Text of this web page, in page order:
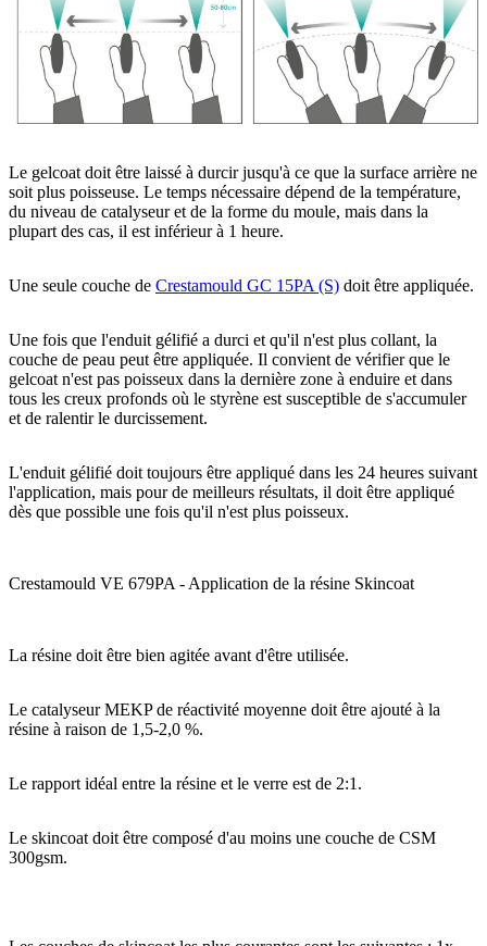
Le gelcoat doit être laissé à durcir jusqu'à ce que la surface arrière ne
soit plus poisseuse. Le temps nécessaire dépend de la température,
du niveau de catalyseur et de la forme du moule, mais dans la
plupart des cas, il est inférieur à 1 heure.
Une seule couche de Crestamould GC 15PA (S) doit être appliquée.
Une fois que l'enduit gélifié a durci et qu'il n'est plus collant, la
couche de peau peut être appliquée. Il convient de vérifier que le
gelcoat n'est pas poisseux dans la dernière zone à enduire et dans
tous les creux profonds où le styrène est susceptible de s'accumuler
et de ralentir le durcissement.
L'enduit gélifié doit toujours être appliqué dans les 24 heures suivant
l'application, mais pour de meilleurs résultats, il doit être appliqué
dès que possible une fois qu'il n'est plus poisseux.
Crestamould VE 679PA - Application de la résine Skincoat
La résine doit être bien agitée avant d'être utilisée.
Le catalyseur MEKP de réactivité moyenne doit être ajouté à la
résine à raison de 1,5-2,0 %.
Le rapport idéal entre la résine et le verre est de 2:1.
Le skincoat doit être composé d'au moins une couche de CSM
300gsm.